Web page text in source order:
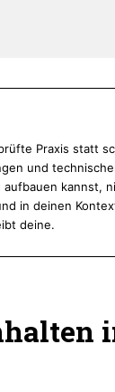
Praxis statt
und
kannst,
in deinen
deine.